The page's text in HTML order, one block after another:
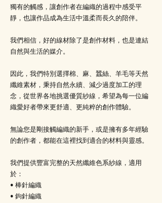
獨有的觸感，讓創作者在編織的過程中感受平
靜，也讓作品成為生活中溫柔而長久的陪伴。
我們相信，好的線材除了是創作材料，也是連結
自然與生活的媒介。
因此，我們特別選擇棉、麻、蠶絲、羊毛等天然
纖維素材，秉持自然永續、減少過度加工的理
念，從世界各地挑選優質紗線，希望為每一位編
織愛好者帶來更舒適、更純粹的創作體驗。
無論您是剛接觸編織的新手，或是擁有多年經驗
的創作者，都能在這裡找到適合的材料與靈感。
我們提供豐富完整的天然纖維色系紗線，適用
於：
• 棒針編織
• 鉤針編織